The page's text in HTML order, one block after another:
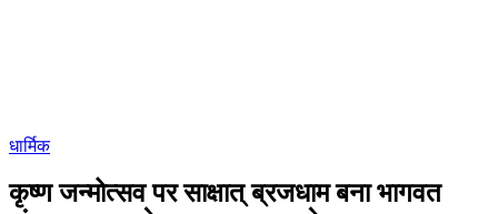
धार्मिक
कृष्ण जन्मोत्सव पर साक्षात् ब्रजधाम बना भागवत